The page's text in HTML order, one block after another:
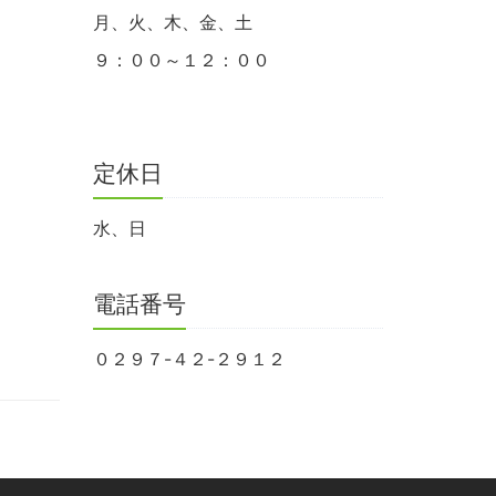
月、火、木、金、土
９：００～１２：００
定休日
水、日
電話番号
０２９７-４２-２９１２